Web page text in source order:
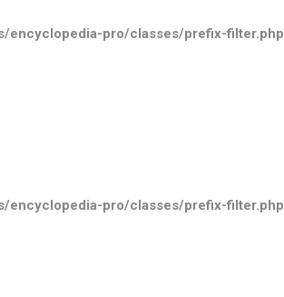
encyclopedia-pro/classes/prefix-filter.php
encyclopedia-pro/classes/prefix-filter.php